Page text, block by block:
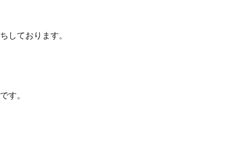
しております。
す。